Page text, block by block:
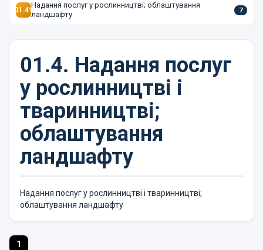
01.41
Надання послуг у рослинництві; облаштування
ландшафту
7
01.4. Надання послуг
у рослинництві і
тваринництві;
облаштування
ландшафту
Надання послуг у рослинництві і тваринництві;
облаштування ландшафту
1